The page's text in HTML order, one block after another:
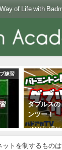
of Life with
超高速フ
は？！
2021年3月
ットを制するものは